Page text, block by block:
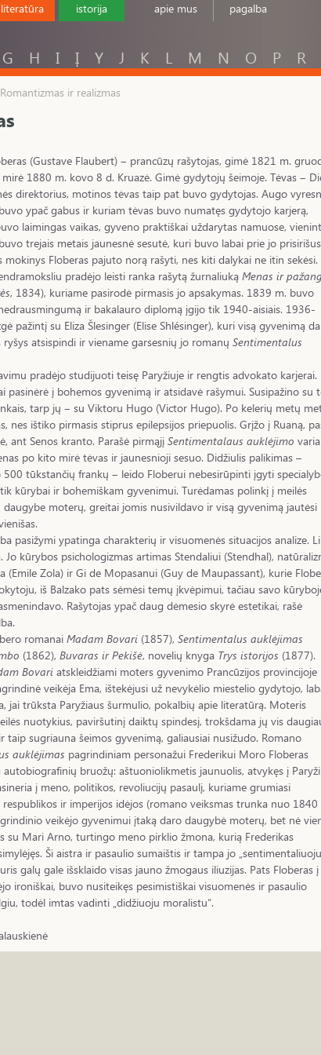
literatūra istorija apie mus pagalba
G H I Į Y J K L M N O P R
ir realizmas
(Gustave Flaubert) ‒ prancūzų rašytojas, gimė 1821 m.
mirė 1880 m. kovo 8 d. Kruazė. Gimė gydytojų šeimoje. Tėvas ‒
direktorius, motinos tėvas taip pat buvo gydytojas. Augo
ypač gabus ir kuriam tėvas buvo numatęs gydytojo karjerą,
laimingas vaikas, gyveno praktiškai uždarytas namuose,
trejais metais jaunesnė sesutė, kuri buvo labai prie jo
mokinys Floberas pajuto norą rašyti, nes kiti dalykai ne itin sekėsi.
pradėjo leisti ranka rašytą žurnaliuką Menas ir
, 1834), kuriame pasirodė pirmasis jo apsakymas. 1839 m. buvo
ir bakalauro diplomą įgijo tik 1940-aisiais. 1936-
pažintį su Eliza Šlesinger (Elise Shlésinger), kuri visą gyvenimą
ryšys atsispindi ir viename garsesnių jo romanų Sentimentalus
pradėjo studijuoti teisę Paryžiuje ir rengtis advokato karjerai.
pasinėrė į bohemos gyvenimą ir atsidavė rašymui. Susipažino su
tarp jų ‒ su Viktoru Hugo (Victor Hugo). Po kelerių metų
nes ištiko pirmasis stiprus epilepsijos priepuolis. Grįžo į Ruaną,
ant Senos kranto. Parašė pirmąjį Sentimentalaus auklėjimo
po kito mirė tėvas ir jaunesnioji sesuo. Didžiulis palikimas –
500 tūkstančių frankų ‒ leido Floberui nebesirūpinti įgyti
kūrybai ir bohemiškam gyvenimui. Turėdamas polinkį į meilės
moterų, greitai jomis nusivildavo ir visą gyvenimą jautėsi
pasižymi ypatinga charakterių ir visuomenės situacijos analize.
Jo kūrybos psichologizmas artimas Stendaliui (Stendhal),
(Emile Zola) ir Gi de Mopasanui (Guy de Maupassant), kurie
iš Balzako pats sėmėsi temų įkvėpimui, tačiau savo
Rašytojas ypač daug dėmesio skyrė estetikai, rašė
romanai Madam Bovari (1857), Sentimentalus auklėjimas
(1862), Buvaras ir Pekišė, novelių knyga Trys istorijos (1877).
Bovari atskleidžiami moters gyvenimo Prancūzijos provincijoje
veikėja Ema, ištekėjusi už nevykėlio miestelio gydytojo,
jai trūksta Paryžiaus šurmulio, pokalbių apie literatūrą. Moteris
nuotykius, paviršutinį daiktų spindesį, trokšdama jų vis
taip sugriauna šeimos gyvenimą, galiausiai nusižudo. Romano
auklėjimas pagrindiniam personažui Frederikui Moro Floberas
autobiografinių bruožų: aštuoniolikmetis jaunuolis, atvykęs į
į meno, politikos, revoliucijų pasaulį, kuriame grumiasi
respublikos ir imperijos idėjos (romano veiksmas trunka nuo 1840
veikėjo gyvenimui įtaką daro daugybė moterų, bet nė
su Mari Arno, turtingo meno pirklio žmona, kurią Frederikas
Ši aistra ir pasaulio sumaištis ir tampa jo „sentimentaliuoju
galų gale išsklaido visas jauno žmogaus iliuzijas. Pats Floberas į
ironiškai, buvo nusiteikęs pesimistiškai visuomenės ir pasaulio
todėl imtas vadinti „didžiuoju moralistu“.